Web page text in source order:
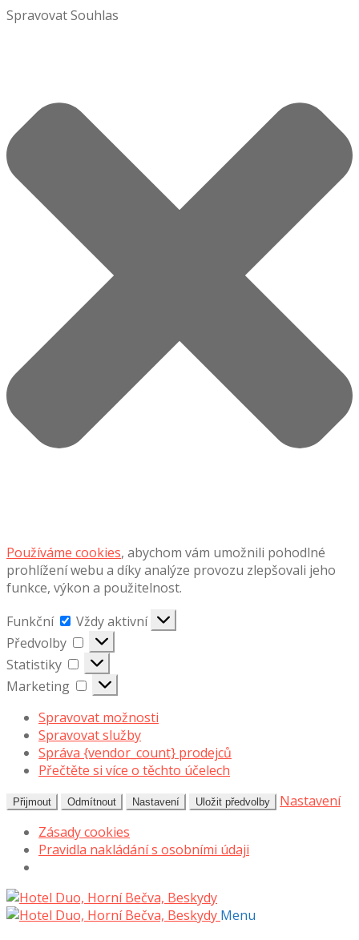
Spravovat Souhlas
Používáme cookies, abychom vám umožnili pohodlné
prohlížení webu a díky analýze provozu zlepšovali jeho
funkce, výkon a použitelnost.
Funkční
Funkční
Vždy aktivní
Předvolby
Předvolby
Statistiky
Statistiky
Marketing
Marketing
Spravovat možnosti
Spravovat služby
Správa {vendor_count} prodejců
Přečtěte si více o těchto účelech
Přijmout Odmítnout Nastavení Uložit předvolby
Nastavení
Zásady cookies
Pravidla nakládání s osobními údaji
Přeskočit
na
Přejít
k
Menu